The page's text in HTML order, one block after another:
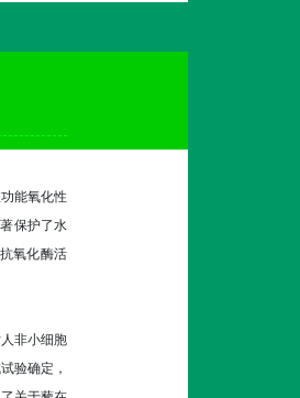
能氧化性
保护了水
氧化酶活
非小细胞
验确定，